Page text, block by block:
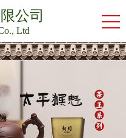
公司
Ltd